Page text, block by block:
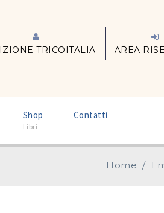
TRICOITALIA AREA
Shop
Libri
Contatti
Home /